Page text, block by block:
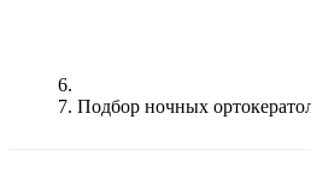
Подбор ночных